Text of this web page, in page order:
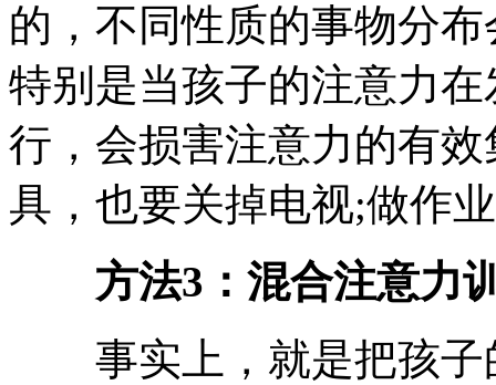
的，不同性质的事物分
特别是当孩子的注意力
行，会损害注意力的有
具，也要关掉电视;做作
方法3：混合注意力
事实上，就是把孩子